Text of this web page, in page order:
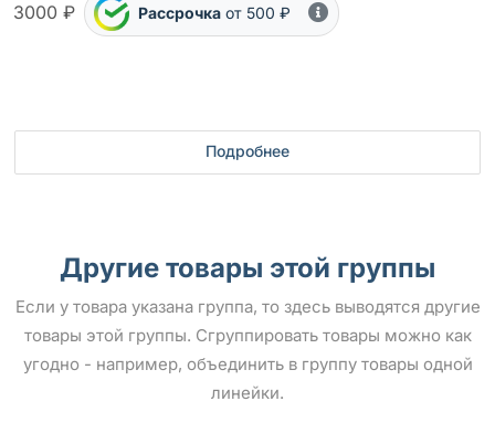
3000 ₽ Рассрочка от 500 ₽
Подробнее
Другие товары этой группы
Если у товара указана группа, то здесь выводятся другие
товары этой группы. Сгруппировать товары можно как
угодно - например, объединить в группу товары одной
линейки.